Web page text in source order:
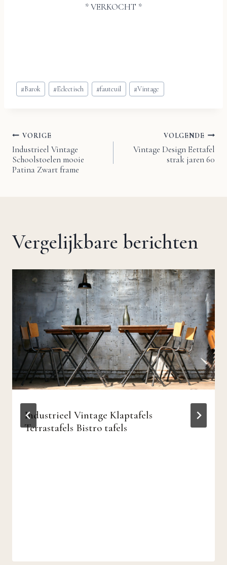
* VERKOCHT *
Bericht
tags:
#Barok #Eclectisch #fauteuil #Vintage
Bericht
navigatie
VORIGE
Industrieel Vintage
Schoolstoelen mooie
Patina Zwart frame
VOLGENDE
Vintage Design Eettafel
strak jaren 60
Vergelijkbare berichten
Industrieel Vintage Klaptafels
Terrastafels Bistro tafels